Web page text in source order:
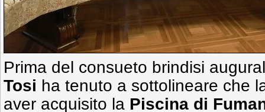
Prima del consueto brindisi
Tosi ha tenuto a sottolineare che
aver acquisito la Piscina di